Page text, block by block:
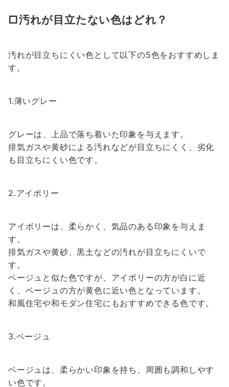
□汚れが目立たない色はどれ？
汚れが目立ちにくい色として以下の5色をおすすめしま
す。
1.薄いグレー
グレーは、上品で落ち着いた印象を与えます。
排気ガスや黄砂による汚れなどが目立ちにくく、劣化
も目立ちにくい色です。
2.アイボリー
アイボリーは、柔らかく、気品のある印象を与えま
す。
排気ガスや黄砂、黒土などの汚れが目立ちにくいで
す。
ベージュと似た色ですが、アイボリーの方が白に近
く、ベージュの方が黄色に近い色となっています。
和風住宅や和モダン住宅にもおすすめできる色です。
3.ベージュ
ベージュは、柔らかい印象を持ち、周囲も調和しやす
い色です。